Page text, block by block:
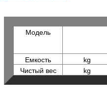
Модель
Емкость
kg
Чистый вес
kg